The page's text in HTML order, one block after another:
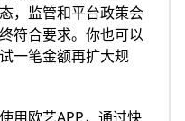
，监管和平台政策会
符合要求。你也可以
一笔金额再扩大规